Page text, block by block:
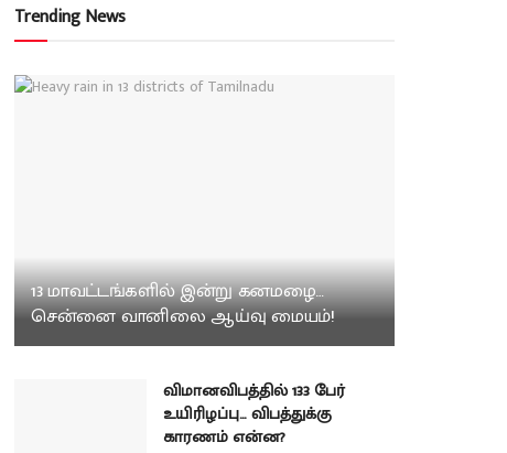
Trending News
13 மாவட்டங்களில் இன்று கனமழை…
சென்னை வானிலை ஆய்வு மையம்!
விமானவிபத்தில் 133 பேர்
உயிரிழப்பு… விபத்துக்கு
காரணம் என்ன?